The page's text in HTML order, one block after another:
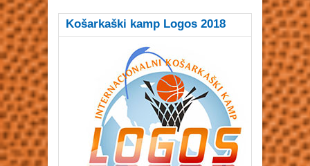
Košarkaški kamp Logos 2018